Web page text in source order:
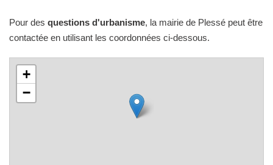
Pour des questions d'urbanisme, la mairie de Plessé peut être
contactée en utilisant les coordonnées ci-dessous.
+
−